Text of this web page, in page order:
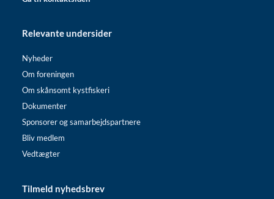
Relevante undersider
Nyheder
Om foreningen
Om skånsomt kystfiskeri
Dokumenter
Sponsorer og samarbejdspartnere
Bliv medlem
Vedtægter
Tilmeld nyhedsbrev